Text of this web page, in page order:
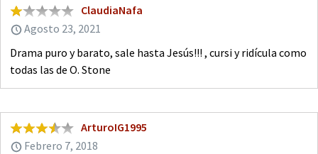
ClaudiaNafa
Agosto 23, 2021
Drama puro y barato, sale hasta Jesús!!! , cursi y ridícula como
todas las de O. Stone
ArturoIG1995
Febrero 7, 2018